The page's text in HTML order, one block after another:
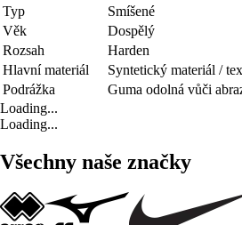
Typ
Smíšené
Věk
Dospělý
Rozsah
Harden
Hlavní materiál
Syntetický materiál /
Podrážka
Guma odolná vůči
Loading...
Loading...
Všechny naše značky